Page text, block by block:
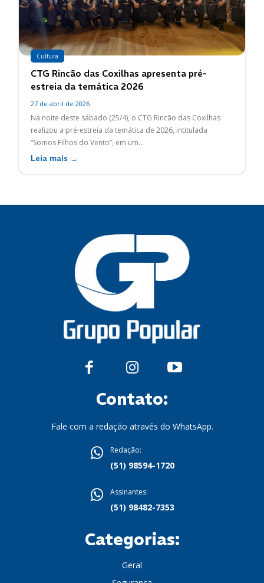
Cultura
CTG Rincão das Coxilhas apresenta pré-
estreia da temática 2026
27 de abril de 2026
Na noite deste sábado (25/4), o CTG Rincão das Coxilhas
realizou a pré-estreia da temática de 2026, intitulada
“Somos Filhos do Vento”, em um...
Leia mais →
Contato:
Fale com a redação através do WhatsApp.
Redação:
(51) 98594-1720
Assinantes:
(51) 98482-7353
Categorias:
Geral